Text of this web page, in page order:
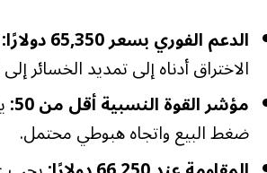
الدعم الفوري بسعر 65,350 دولارًا:
الاختراق أدناه إلى تمديد الخسائر إلى 64790 دولارًا.
مؤشر القوة النسبية أقل من 50:
ضغط البيع واتجاه هبوطي محتمل.